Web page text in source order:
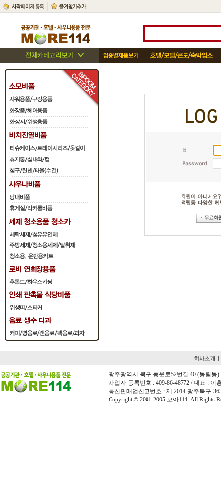
광주광역시 북구 동운로52번길 40 (동림동)
사업자 등록번호 : 409-86-48772 / 대표 : 이
통신판매업신고번호 : 제 2014-광주북구-
Copyright © 2001-2005 모아114. All Rights